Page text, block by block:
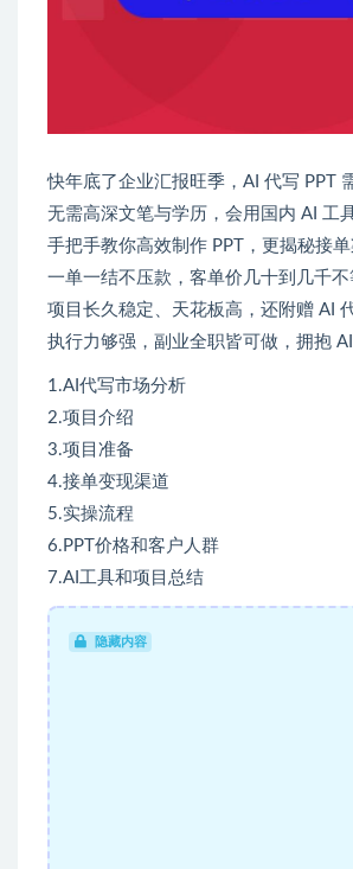
快年底了企业汇报旺季，AI 代写 PPT
无需高深文笔与学历，会用国内 AI 工
手把手教你高效制作 PPT，更揭秘接
一单一结不压款，客单价几十到几千
项目长久稳定、天花板高，还附赠 AI
执行力够强，副业全职皆可做，拥抱
1.AI代写市场分析
2.项目介绍
3.项目准备
4.接单变现渠道
5.实操流程
6.PPT价格和客户人群
7.AI工具和项目总结
隐藏内容